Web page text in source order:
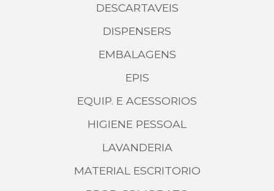
DESCARTAVEIS
DISPENSERS
EMBALAGENS
EPIS
EQUIP. E ACESSORIOS
HIGIENE PESSOAL
LAVANDERIA
MATERIAL ESCRITORIO